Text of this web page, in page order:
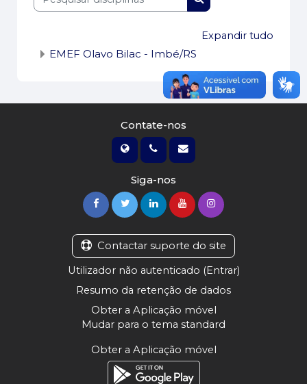
Pesquisar disciplinas
Expandir tudo
EMEF Olavo Bilac - Imbé/RS
Contate-nos
Siga-nos
Contactar suporte do site
Utilizador não autenticado (Entrar)
Resumo da retenção de dados
Obter a Aplicação móvel
Mudar para o tema standard
Obter a Aplicação móvel